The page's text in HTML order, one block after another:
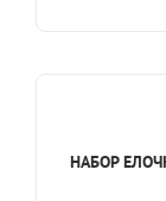
НАБОР